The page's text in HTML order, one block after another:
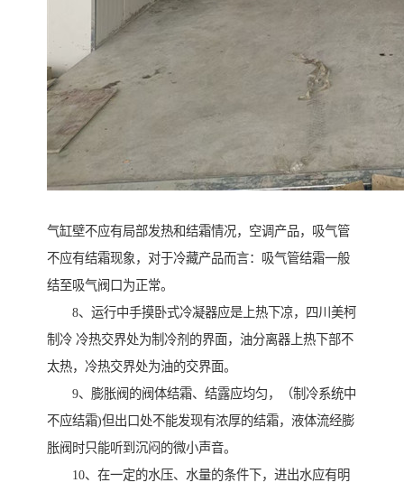
气缸壁不应有局部发热和结霜情况，空调产品，吸气管
不应有结霜现象，对于冷藏产品而言：吸气管结霜一般
结至吸气阀口为正常。
8、运行中手摸卧式冷凝器应是上热下凉，四川美柯
制冷 冷热交界处为制冷剂的界面，油分离器上热下部不
太热，冷热交界处为油的交界面。
9、膨胀阀的阀体结霜、结露应均匀，（制冷系统中
不应结霜)但出口处不能发现有浓厚的结霜，液体流经膨
胀阀时只能听到沉闷的微小声音。
10、在一定的水压、水量的条件下，进出水应有明